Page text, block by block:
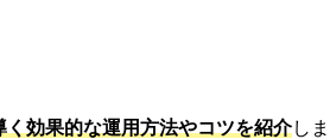
効果的な運用方法やコツを紹介しま